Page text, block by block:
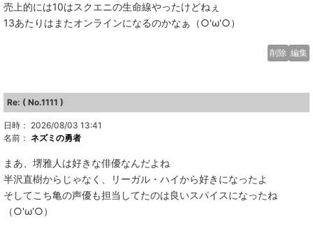
売上的には10はスクエニの生命線やったけどねぇ
13あたりはまたオンラインになるのかなぁ（○'ω'○）
編集
削除
Re: ( No.1111 )
日時： 2026/08/03 13:41
名前： ネズミの勇者
まあ、堺雅人は好きな俳優なんだよね
半沢直樹からじゃなく、リーガル・ハイから好きになったよ
そしてこち亀の声優も担当してたのは良いスパイスになったね
（○'ω'○）